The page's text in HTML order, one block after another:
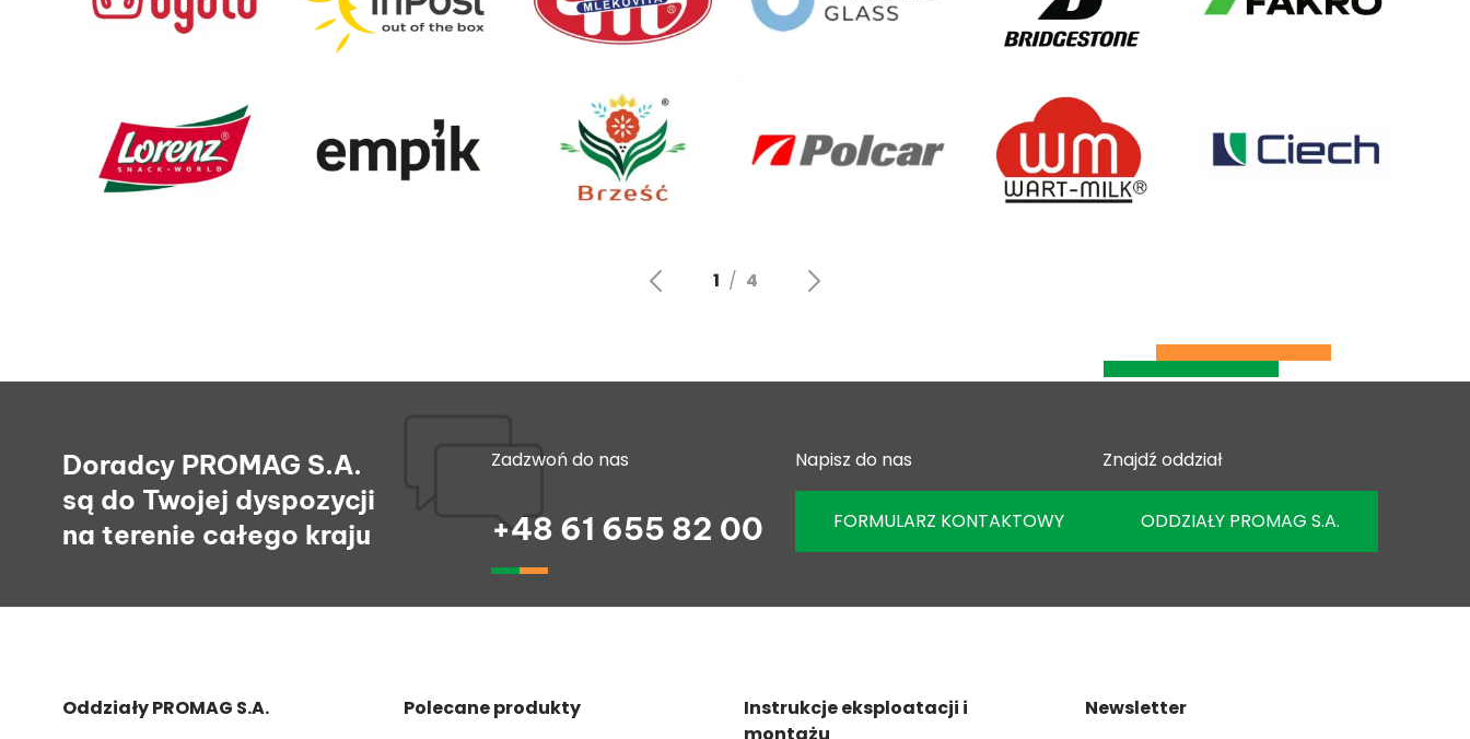
Doradcy PROMAG S.A.
są do Twojej dyspozycji
na terenie całego kraju
Zadzwoń do nas
+48 61 655 82 00
Napisz do nas
FORMULARZ KONTAKTOWY
Znajdź oddział
ODDZIAŁY PROMAG S.A.
Oddziały PROMAG S.A. Polecane produkty
Instrukcje eksploatacji i
Newsletter